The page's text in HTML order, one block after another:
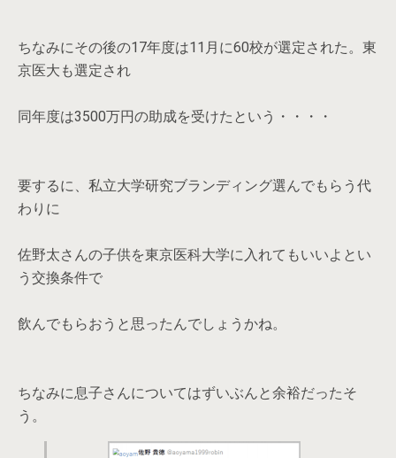
ちなみにその後の17年度は11月に60校が選定された。東
京医大も選定され
同年度は3500万円の助成を受けたという・・・・
要するに、私立大学研究ブランディング選んでもらう代
わりに
佐野太さんの子供を東京医科大学に入れてもいいよとい
う交換条件で
飲んでもらおうと思ったんでしょうかね。
ちなみに息子さんについてはずいぶんと余裕だったそ
う。